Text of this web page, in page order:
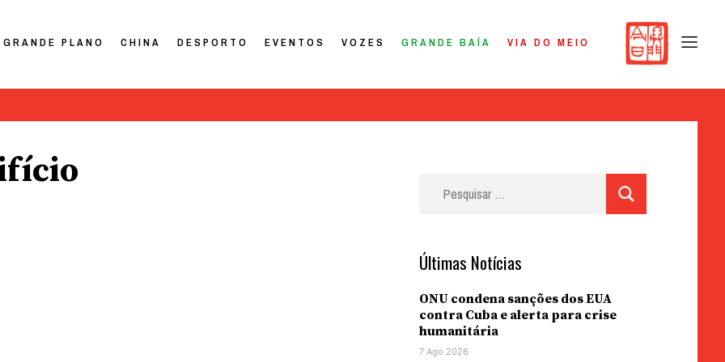
GRANDE PLANO CHINA DESPORTO EVENTOS VOZES GRANDE BAÍA VIA DO MEIO
Últimas Notícias
ONU condena sanções dos EUA
contra Cuba e alerta para crise
humanitária
7 Ago 2026